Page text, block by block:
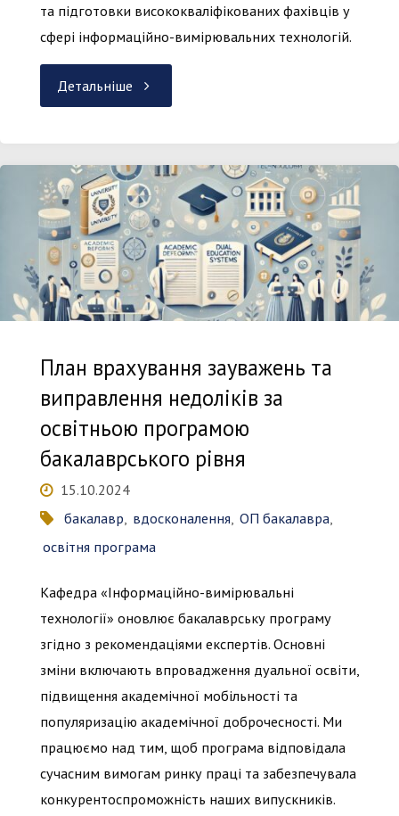
та підготовки висококваліфікованих фахівців у
сфері інформаційно-вимірювальних технологій.
Детальніше "План
зауважень
та
виправлення
недоліків
освітньою
програмою
магістерського
рівня"
План врахування зауважень та
виправлення недоліків за
освітньою програмою
бакалаврського рівня
15.10.2024
бакалавр, вдосконалення, ОП бакалавра,
освітня програма
Кафедра «Інформаційно-вимірювальні
технології» оновлює бакалаврську програму
згідно з рекомендаціями експертів. Основні
зміни включають впровадження дуальної освіти,
підвищення академічної мобільності та
популяризацію академічної доброчесності. Ми
працюємо над тим, щоб програма відповідала
сучасним вимогам ринку праці та забезпечувала
конкурентоспроможність наших випускників.